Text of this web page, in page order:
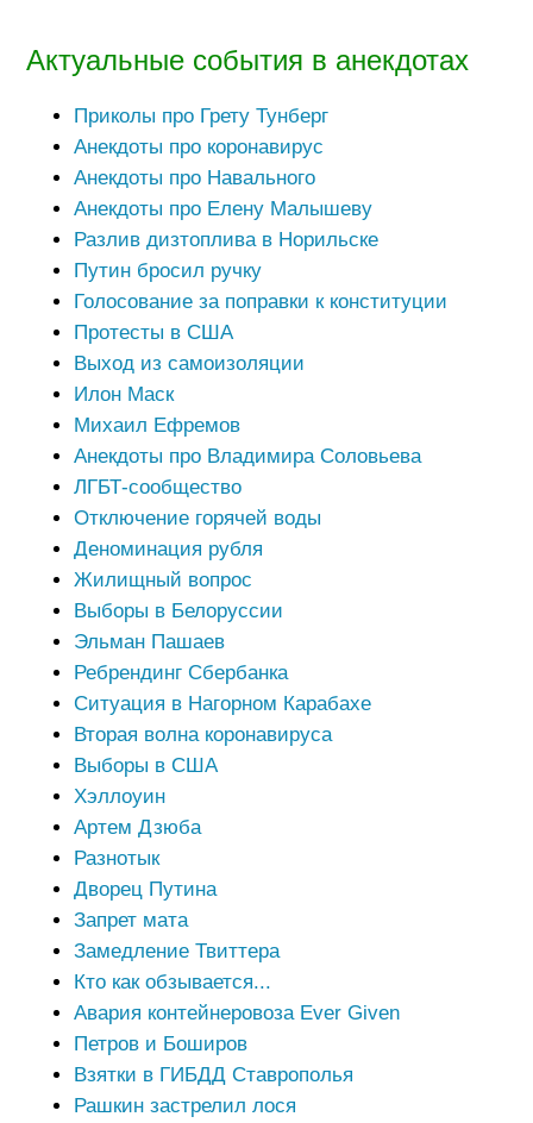
Актуальные события в анекдотах
Приколы про Грету Тунберг
Анекдоты про коронавирус
Анекдоты про Навального
Анекдоты про Елену Малышеву
Разлив дизтоплива в Норильске
Путин бросил ручку
Голосование за поправки к конституции
Протесты в США
Выход из самоизоляции
Илон Маск
Михаил Ефремов
Анекдоты про Владимира Соловьева
ЛГБТ-сообщество
Отключение горячей воды
Деноминация рубля
Жилищный вопрос
Выборы в Белоруссии
Эльман Пашаев
Ребрендинг Сбербанка
Ситуация в Нагорном Карабахе
Вторая волна коронавируса
Выборы в США
Хэллоуин
Артем Дзюба
Разнотык
Дворец Путина
Запрет мата
Замедление Твиттера
Кто как обзывается...
Авария контейнеровоза Ever Given
Петров и Боширов
Взятки в ГИБДД Ставрополья
Рашкин застрелил лося